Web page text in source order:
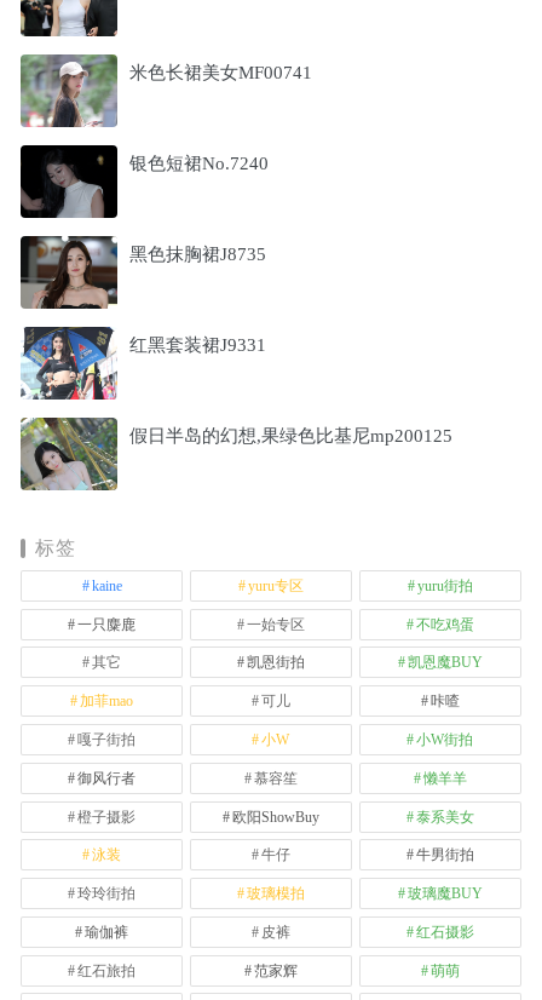
米色长裙美女MF00741
银色短裙No.7240
黑色抹胸裙J8735
红黑套装裙J9331
假日半岛的幻想,果绿色比基尼mp200125
标签
kaine yuru专区 yuru街拍
一只麋鹿 一始专区 不吃鸡蛋
其它 凯恩街拍 凯恩魔BUY
加菲mao 可儿 咔喳
嘎子街拍 小W 小W街拍
御风行者 慕容笙 懒羊羊
橙子摄影 欧阳ShowBuy 泰系美女
泳装 牛仔 牛男街拍
玲玲街拍 玻璃模拍 玻璃魔BUY
瑜伽裤 皮裤 红石摄影
红石旅拍 范家辉 萌萌